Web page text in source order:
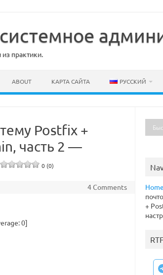
практики.
ABOUT КАРТА САЙТА РУССКИЙ
Postfix +
часть 2 —
0 (0)
4 Comments
0]
Home
+